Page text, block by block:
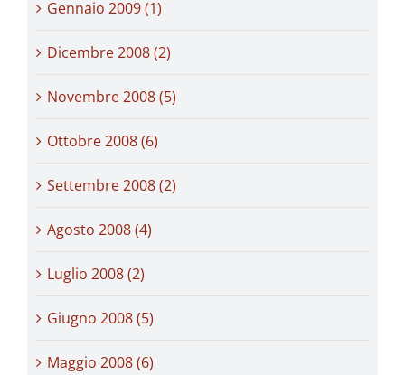
Gennaio 2009 (1)
Dicembre 2008 (2)
Novembre 2008 (5)
Ottobre 2008 (6)
Settembre 2008 (2)
Agosto 2008 (4)
Luglio 2008 (2)
Giugno 2008 (5)
Maggio 2008 (6)